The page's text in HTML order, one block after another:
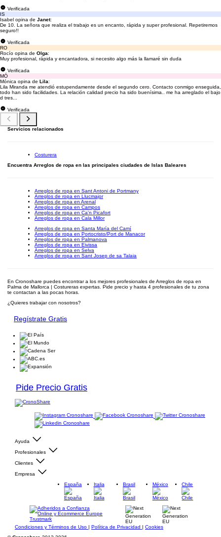
Verificada
IS
Isabel opina de Janet:
De 10. La señora que realiza el trabajo es un encanto, rápida y super profesional. Repetiremos
seguro!!
Verificada
RO
Rocío opina de Olga:
Muy profesional, rápida y encantadora, si necesito algo más la llamaré sin duda
Verificada
MÓ
Mónica opina de Lila:
Lila Miranda me atendió estupendamente desde el segundo cero. Contacto conmigo enseguida,
todo han sido facilidades. La relación calidad precio ha sido buenísima.. me ha arreglado el bajo
d tres...
Verificada
Servicios relacionados
Costurera
Encuentra Arreglos de ropa en las principales ciudades de Islas Baleares
Arreglos de ropa en Sant Antoni de Portmany
Arreglos de ropa en Llucmajor
Arreglos de ropa en Arenal
Arreglos de ropa en Campos
Arreglos de ropa en Ca'n Picafort
Arreglos de ropa en Cala Millor
Arreglos de ropa en Santa María del Camí
Arreglos de ropa en Portocristo/Port de Manacor
Arreglos de ropa en Palmanova
Arreglos de ropa en Eivissa
Arreglos de ropa en Selva
Arreglos de ropa en Sant Josep de sa Talaia
En Cronoshare puedes encontrar a los mejores profesionales de Arreglos de ropa en
Palma de Mallorca | Costureras expertas. Pide precio y hasta 4 profesionales de tu zona
te contactan a las pocas horas.
¿Quieres trabajar con nosotros?
Regístrate Gratis
Pide Precio Gratis
Ayuda
Profesionales
Clientes
Empresa
España
Italia Brasil México Chile
Condiciones y Términos de Uso | Política de Privacidad | Cookies